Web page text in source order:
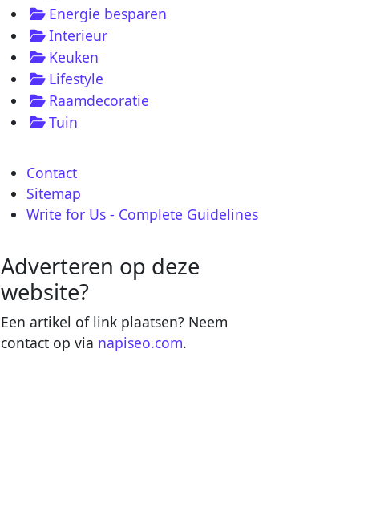
Energie besparen
Interieur
Keuken
Lifestyle
Raamdecoratie
Tuin
Contact
Sitemap
Write for Us - Complete Guidelines
Adverteren op deze
website?
Een artikel of link plaatsen? Neem
contact op via napiseo.com.